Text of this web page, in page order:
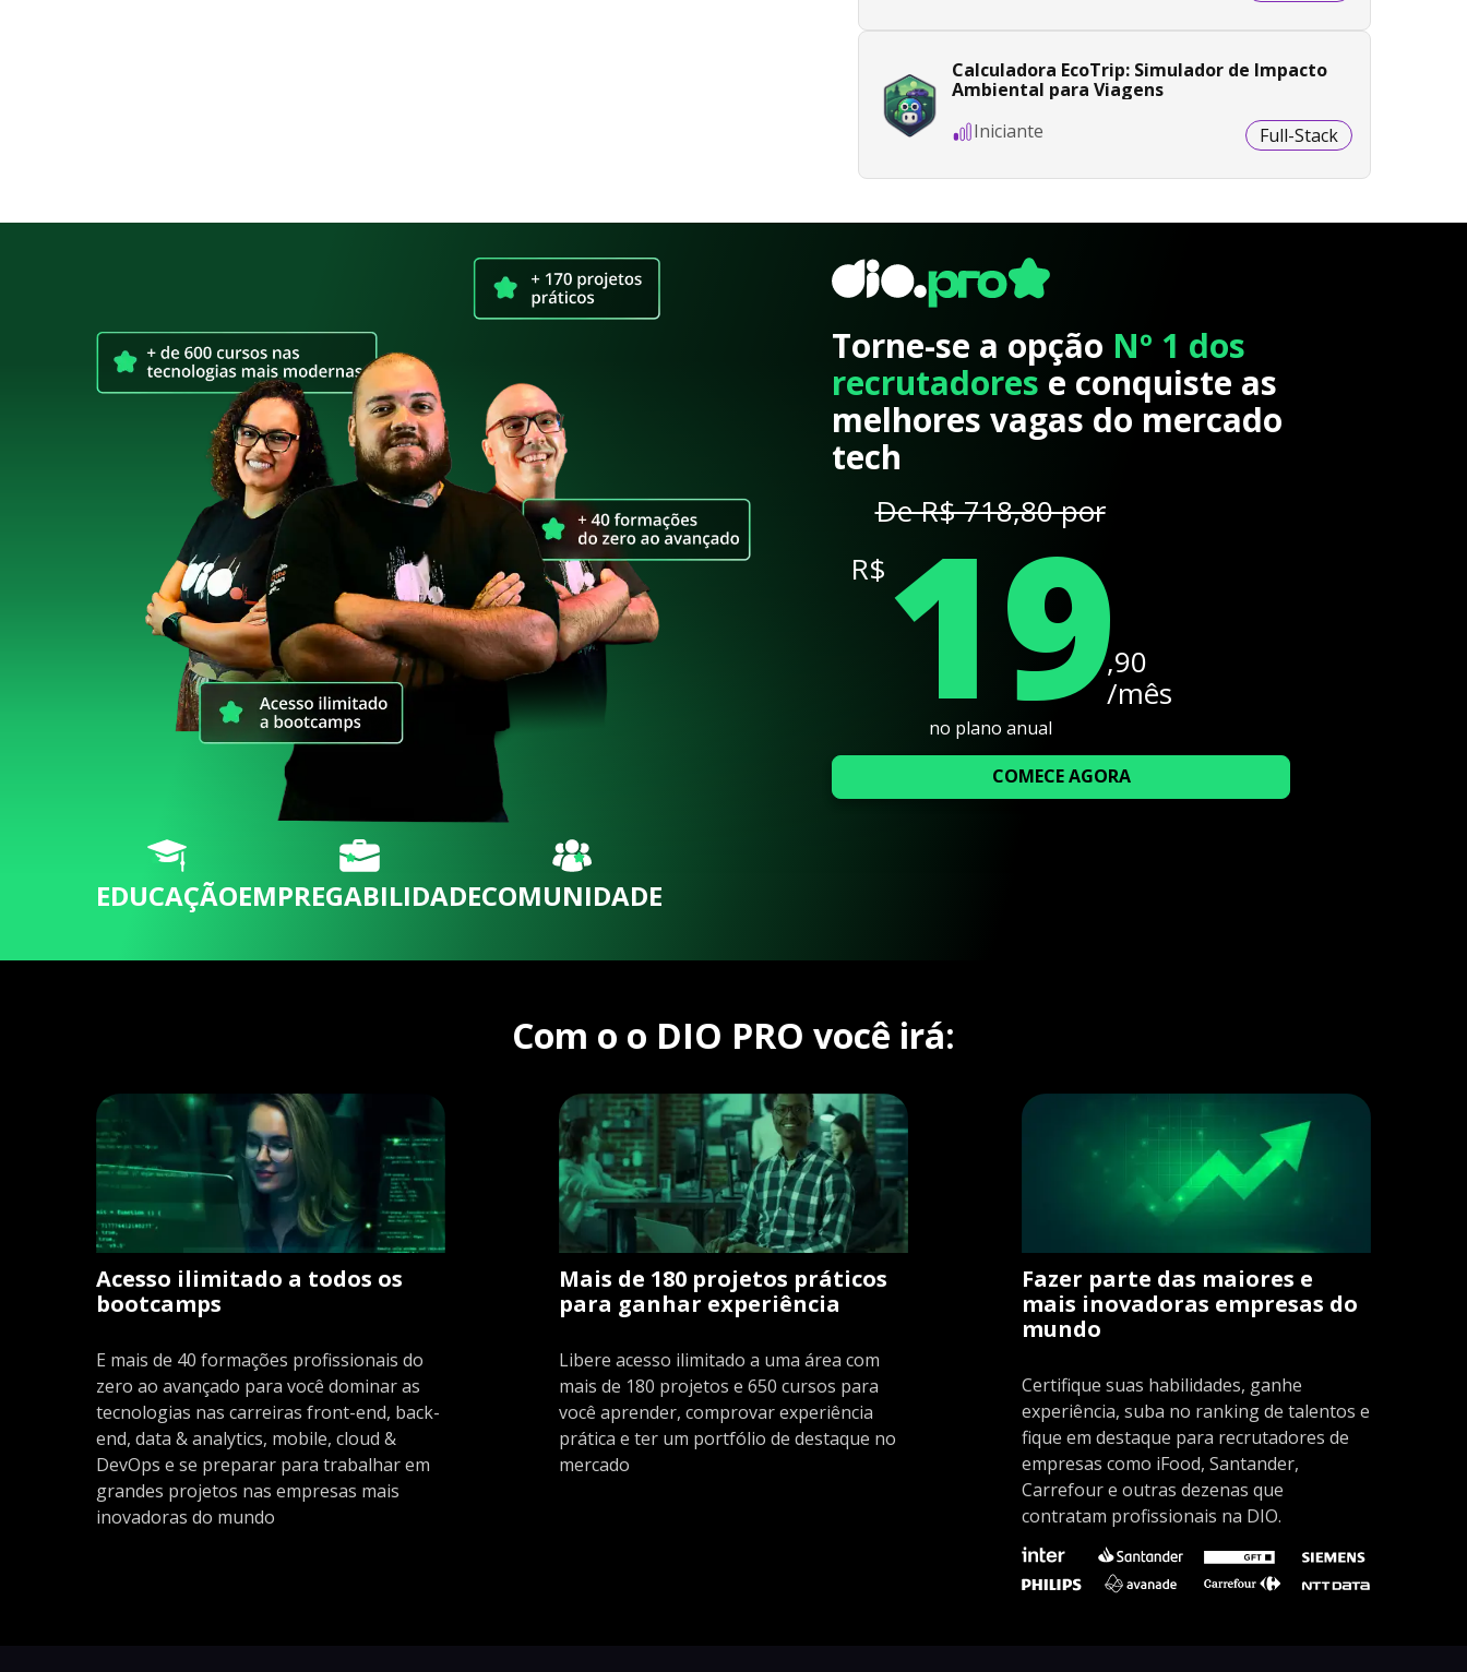
Calculadora EcoTrip: Simulador de Impacto
Ambiental para Viagens
Iniciante
Full-Stack
EDUCAÇÃOEMPREGABILIDADECOMUNIDADE
Torne-se a opção Nº 1 dos
recrutadores e conquiste as
melhores vagas do mercado
tech
De R$ 718,80 por
R$ 19,90
/mês
no plano anual
COMECE AGORA
Com o o DIO PRO você irá:
Acesso ilimitado a todos os
bootcamps
E mais de 40 formações profissionais do
zero ao avançado para você dominar as
tecnologias nas carreiras front-end, back-
end, data & analytics, mobile, cloud &
DevOps e se preparar para trabalhar em
grandes projetos nas empresas mais
inovadoras do mundo
Mais de 180 projetos práticos
para ganhar experiência
Libere acesso ilimitado a uma área com
mais de 180 projetos e 650 cursos para
você aprender, comprovar experiência
prática e ter um portfólio de destaque no
mercado
Fazer parte das maiores e
mais inovadoras empresas do
mundo
Certifique suas habilidades, ganhe
experiência, suba no ranking de talentos e
fique em destaque para recrutadores de
empresas como iFood, Santander,
Carrefour e outras dezenas que
contratam profissionais na DIO.